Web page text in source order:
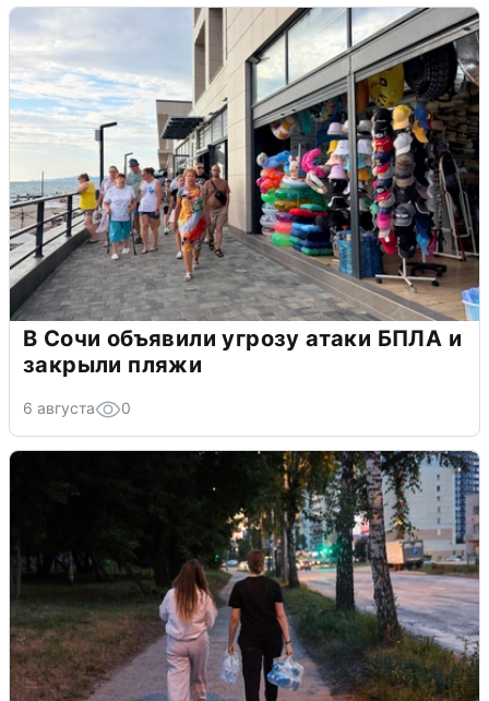
В Сочи объявили угрозу атаки БПЛА и
закрыли пляжи
6 августа 0